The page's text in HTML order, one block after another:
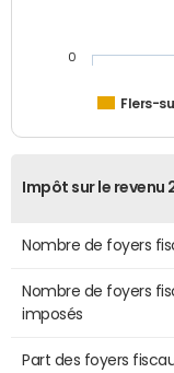
Flers-
0
Impôt sur le revenu
Nombre de foyers
Nombre de foyers
imposés
Part des foyers